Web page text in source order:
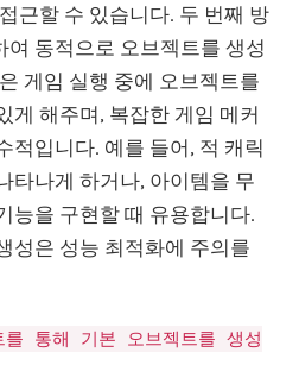
근할 수 있습니다. 두 번째 방
여 동적으로 오브젝트를 생성
게임 실행 중에 오브젝트를
게 해주며, 복잡한 게임 메커
적입니다. 예를 들어, 적 캐릭
타나게 하거나, 아이템을 무
능을 구현할 때 유용합니다.
성은 성능 최적화에 주의를
통해 기본 오브젝트를 생성